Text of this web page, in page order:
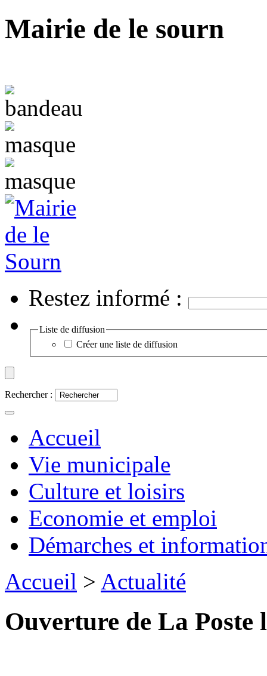
Mairie de le sourn
Restez informé :
Liste de diffusion
Créer une liste de diffusion
Rechercher :
Accueil
Vie municipale
Culture et loisirs
Economie et emploi
Démarches et
Accueil > Actualité
Ouverture de La